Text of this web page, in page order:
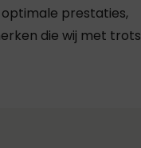
prestaties,
die wij met trots